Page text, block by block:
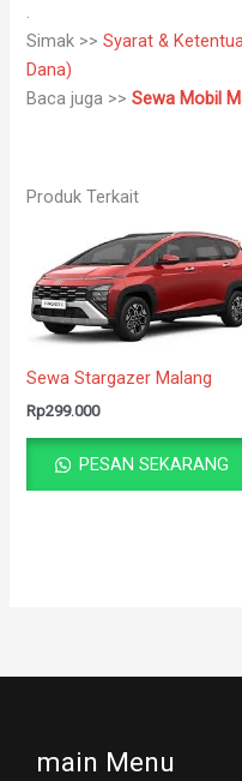
.
Simak >>Syarat &
Dana)
Baca juga >> Sewa Mobil
Produk Terkait
Sewa Stargazer Malang
Rp299.000
PESAN SEKARANG
main Menu